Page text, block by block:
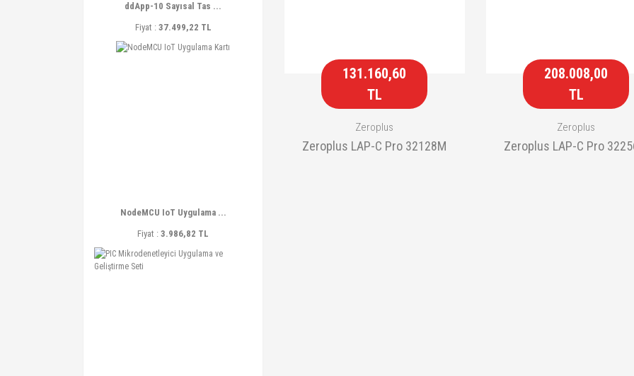
ddApp-10 Sayısal Tas ...
Fiyat : 37.499,22 TL
NodeMCU IoT Uygulama ...
Fiyat : 3.986,82 TL
131.160,60
TL
Zeroplus
Zeroplus LAP-C Pro 32128M
208.008,00
TL
Zeroplus
Zeroplus LAP-C Pro